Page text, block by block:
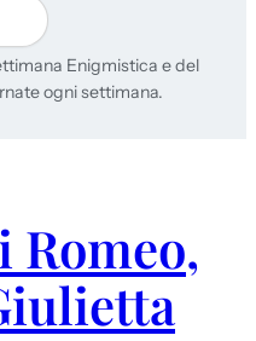
Enigmistica e del
ogni settimana.
Romeo,